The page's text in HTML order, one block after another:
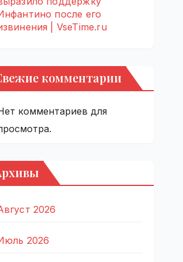
после его
| VseTime.ru
комментарии
комментариев для
2026
2026